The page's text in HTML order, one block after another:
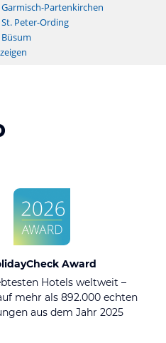
Partenkirchen
Peter-Ording
Award
Hotels weltweit –
mehr als 892.000 echten
aus dem Jahr 2025